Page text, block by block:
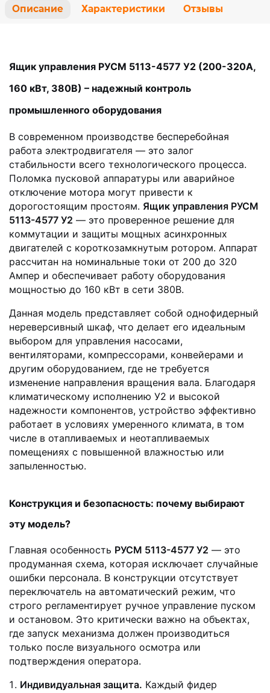
Описание Характеристики Отзывы
Ящик управления РУСМ 5113-4577 У2 (200-320А,
160 кВт, 380В) – надежный контроль
промышленного оборудования
В современном производстве бесперебойная
работа электродвигателя — это залог
стабильности всего технологического процесса.
Поломка пусковой аппаратуры или аварийное
отключение мотора могут привести к
дорогостоящим простоям. Ящик управления РУСМ
5113-4577 У2 — это проверенное решение для
коммутации и защиты мощных асинхронных
двигателей с короткозамкнутым ротором. Аппарат
рассчитан на номинальные токи от 200 до 320
Ампер и обеспечивает работу оборудования
мощностью до 160 кВт в сети 380В.
Данная модель представляет собой однофидерный
нереверсивный шкаф, что делает его идеальным
выбором для управления насосами,
вентиляторами, компрессорами, конвейерами и
другим оборудованием, где не требуется
изменение направления вращения вала. Благодаря
климатическому исполнению У2 и высокой
надежности компонентов, устройство эффективно
работает в условиях умеренного климата, в том
числе в отапливаемых и неотапливаемых
помещениях с повышенной влажностью или
запыленностью.
Конструкция и безопасность: почему выбирают
эту модель?
Главная особенность РУСМ 5113-4577 У2 — это
продуманная схема, которая исключает случайные
ошибки персонала. В конструкции отсутствует
переключатель на автоматический режим, что
строго регламентирует ручное управление пуском
и остановом. Это критически важно на объектах,
где запуск механизма должен производиться
только после визуального осмотра или
подтверждения оператора.
Индивидуальная защита. Каждый фидер